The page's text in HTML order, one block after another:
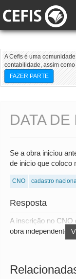
A Cefis é uma
contabilidade, assim
FAZER PARTE
DATA
Se a obra iniciou
de inicio que coloco
CNO cadastro
Resposta
A inscrição no CNO
obra independente